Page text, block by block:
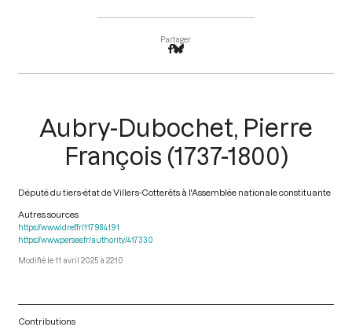
Partager
Aubry-Dubochet, Pierre
François (1737-1800)
Député du tiers-état de Villers-Cotterêts à l'Assemblée nationale constituante
Autres sources
https://www.idref.fr/117984191
https://www.persee.fr/authority/417330
11 avril 2025 à 22:10
Contributions